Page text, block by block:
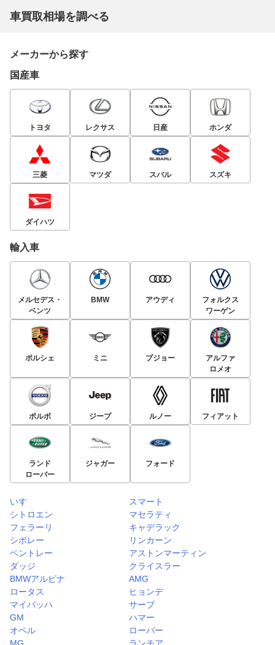
車買取相場を調べる
メーカーから探す
国産車
トヨタ レクサス 日産 ホンダ
三菱 マツダ スバル スズキ
ダイハツ
輸入車
メルセデス・
ベンツ
BMW アウディ
フォルクス
ワーゲン
ポルシェ ミニ プジョー
アルファ
ロメオ
ボルボ ジープ ルノー フィアット
ランド
ローバー
ジャガー フォード
いすゞ
スマート
シトロエン
マセラティ
フェラーリ
キャデラック
シボレー
リンカーン
ベントレー
アストンマーティン
ダッジ
クライスラー
BMWアルピナ
AMG
ロータス
ヒョンデ
マイバッハ
サーブ
GM
ハマー
オペル
ローバー